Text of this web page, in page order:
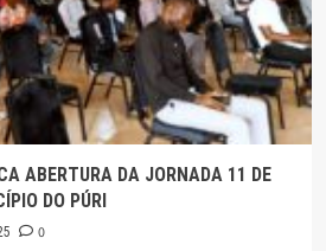
ABERTURA DA JORNADA 11 DE
DO PÚRI
0